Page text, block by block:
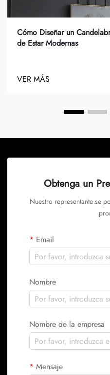
Cómo Diseñar un
de Estar Modernas
VER MÁS
Obtenga un
Nuestro representante se
Email
Nombre
Nombre de la empresa
Mensaje